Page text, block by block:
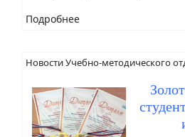
Подробнее
Новости Учебно-методического